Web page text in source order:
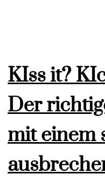
KIss it?
Der
mit einem